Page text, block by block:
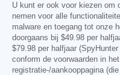
U kunt er ook voor kiezen om
nemen voor alle
malware en toegang tot onze
doorgaans bij $49.98 per
$79.98 per halfjaar
conform de voorwaarden in
registratie-/aankooppagina